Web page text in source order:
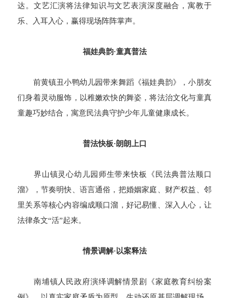
达。文艺汇演将法律知识与文艺表演深度融合，寓教于
乐、入耳入心，赢得现场阵阵掌声。
福娃典韵·童真普法
前黄镇丑小鸭幼儿园带来舞蹈《福娃典韵》，小朋友
们身着灵动服饰，以稚嫩欢快的舞姿，将法治文化与童真
童趣巧妙结合，寓意民法典守护少年儿童健康成长。
普法快板·朗朗上口
界山镇灵心幼儿园师生带来快板《民法典普法顺口
溜》，节奏明快、语言通俗，把婚姻家庭、财产权益、邻
里关系等核心内容编成顺口溜，好记易懂、深入人心，让
法律条文“活”起来。
情景调解·以案释法
南埔镇人民政府演绎调解情景剧《家庭教育纠纷案